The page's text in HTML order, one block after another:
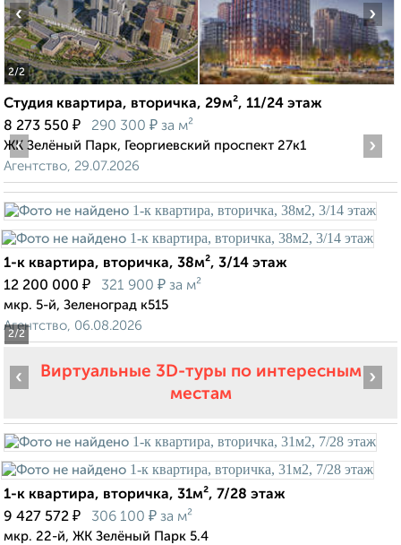
2/2
‹ ›
Студия квартира, вторичка, 29м², 11/24 этаж
8 273 550 ₽ 290 300 ₽ за м²
ЖК Зелёный Парк, Георгиевский проспект 27к1
Агентство, 29.07.2026
2/2
‹ ›
1-к квартира, вторичка, 38м², 3/14 этаж
12 200 000 ₽ 321 900 ₽ за м²
мкр. 5-й, Зеленоград к515
Агентство, 06.08.2026
Виртуальные 3D-туры по интересным
местам
‹ ›
1-к квартира, вторичка, 31м², 7/28 этаж
9 427 572 ₽ 306 100 ₽ за м²
мкр. 22-й, ЖК Зелёный Парк 5.4